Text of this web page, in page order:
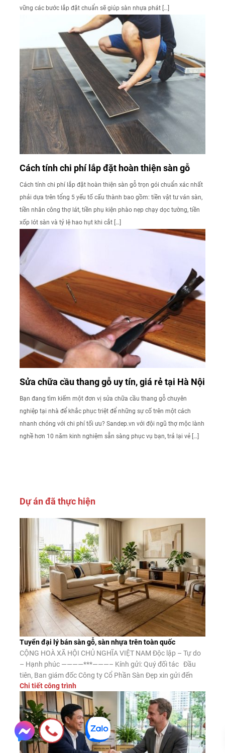
vững các bước lắp đặt chuẩn sẽ giúp sàn nhựa phát […]
Cách tính chi phí lắp đặt hoàn thiện sàn gỗ
Cách tính chi phí lắp đặt hoàn thiện sàn gỗ trọn gói chuẩn xác nhất
phải dựa trên tổng 5 yếu tố cấu thành bao gồm: tiền vật tư ván sàn,
tiền nhân công thợ lát, tiền phụ kiện phào nẹp chạy dọc tường, tiền
xốp lót sàn và tỷ lệ hao hụt khi cắt […]
Sửa chữa cầu thang gỗ uy tín, giá rẻ tại Hà Nội
Bạn đang tìm kiếm một đơn vị sửa chữa cầu thang gỗ chuyên
nghiệp tại nhà để khắc phục triệt để những sự cố trên một cách
nhanh chóng với chi phí tối ưu? Sandep.vn với đội ngũ thợ mộc lành
nghề hơn 10 năm kinh nghiệm sẵn sàng phục vụ bạn, trả lại vẻ […]
Dự án đã thực hiện
Tuyển đại lý bán sàn gỗ, sàn nhựa trên toàn quốc
CỘNG HOÀ XÃ HỘI CHỦ NGHĨA VIỆT NAM Độc lập – Tự do
– Hạnh phúc ————***———– Kính gửi: Quý đối tác Đầu
tiên, Ban giám đốc Công ty Cổ Phần Sàn Đẹp xin gửi đến
Quý đối tác lời chào trân trọng, lời chúc may mắn và thành
công. Công ty CP Sàn […]
Chi tiết công trình